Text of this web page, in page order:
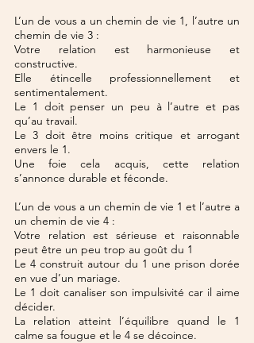
L’un de vous a un chemin de vie 1, l’autre un
chemin de vie 3 :
Votre relation est harmonieuse et
constructive.
Elle étincelle professionnellement et
sentimentalement.
Le 1 doit penser un peu à l’autre et pas
qu’au travail.
Le 3 doit être moins critique et arrogant
envers le 1.
Une foie cela acquis, cette relation
s’annonce durable et féconde.
L’un de vous a un chemin de vie 1 et l’autre a
un chemin de vie 4 :
Votre relation est sérieuse et raisonnable
peut être un peu trop au goût du 1
Le 4 construit autour du 1 une prison dorée
en vue d’un mariage.
Le 1 doit canaliser son impulsivité car il aime
décider.
La relation atteint l’équilibre quand le 1
calme sa fougue et le 4 se décoince.